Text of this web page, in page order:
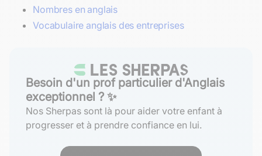
Nombres en anglais
Vocabulaire anglais des entreprises
Besoin d'un prof particulier d'Anglais
exceptionnel ? ✨
Nos Sherpas sont là pour aider votre enfant à
progresser et à prendre confiance en lui.